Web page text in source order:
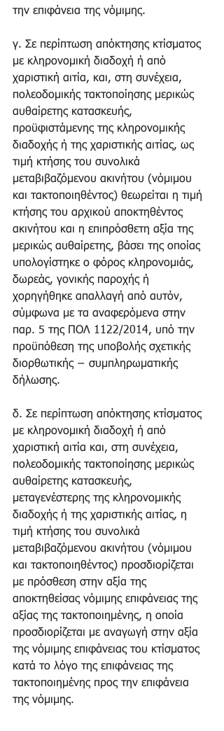
την επιφάνεια της νόμιμης.
γ. Σε περίπτωση απόκτησης κτίσματος
με κληρονομική διαδοχή ή από
χαριστική αιτία, και, στη συνέχεια,
πολεοδομικής τακτοποίησης μερικώς
αυθαίρετης κατασκευής,
προϋφιστάμενης της κληρονομικής
διαδοχής ή της χαριστικής αιτίας, ως
τιμή κτήσης του συνολικά
μεταβιβαζόμενου ακινήτου (νόμιμου
και τακτοποιηθέντος) θεωρείται η τιμή
κτήσης του αρχικού αποκτηθέντος
ακινήτου και η επιπρόσθετη αξία της
μερικώς αυθαίρετης, βάσει της οποίας
υπολογίστηκε ο φόρος κληρονομιάς,
δωρεάς, γονικής παροχής ή
χορηγήθηκε απαλλαγή από αυτόν,
σύμφωνα με τα αναφερόμενα στην
παρ. 5 της ΠΟΛ 1122/2014, υπό την
προϋπόθεση της υποβολής σχετικής
διορθωτικής − συμπληρωματικής
δήλωσης.
δ. Σε περίπτωση απόκτησης κτίσματος
με κληρονομική διαδοχή ή από
χαριστική αιτία και, στη συνέχεια,
πολεοδομικής τακτοποίησης μερικώς
αυθαίρετης κατασκευής,
μεταγενέστερης της κληρονομικής
διαδοχής ή της χαριστικής αιτίας, η
τιμή κτήσης του συνολικά
μεταβιβαζόμενου ακινήτου (νόμιμου
και τακτοποιηθέντος) προσδιορίζεται
με πρόσθεση στην αξία της
αποκτηθείσας νόμιμης επιφάνειας της
αξίας της τακτοποιημένης, η οποία
προσδιορίζεται με αναγωγή στην αξία
της νόμιμης επιφάνειας του κτίσματος
κατά το λόγο της επιφάνειας της
τακτοποιημένης προς την επιφάνεια
της νόμιμης.